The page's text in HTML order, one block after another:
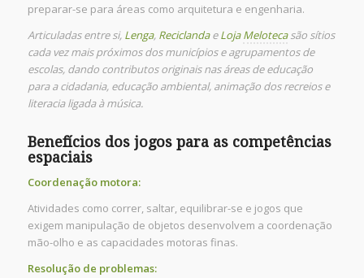
preparar-se para áreas como arquitetura e engenharia.
Articuladas entre si, Lenga, ReciclandaeLojaMelotecasão sítios
cada vez mais próximos dos municípios e agrupamentos de
escolas, dando contributos originais nas áreas de educação
para a cidadania, educação ambiental, animação dos recreios e
literacia ligada à música.
Benefícios dos jogos para as competências
espaciais
Coordenação motora:
Atividades como correr, saltar, equilibrar-se e jogos que
exigem manipulação de objetos desenvolvem a coordenação
mão-olho e as capacidades motoras finas.
Resolução de problemas: